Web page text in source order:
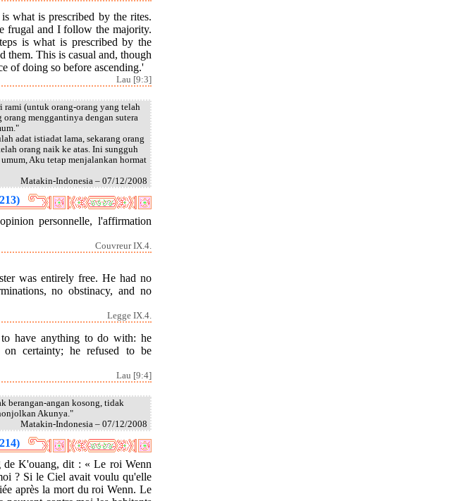
what is prescribed by the rites.
frugal and I follow the majority.
is what is prescribed by the
them. This is casual and, though
of doing so before ascending.'
Lau [9:3]
rami (untuk orang-orang yang telah
menggantinya dengan sutera
adat istiadat lama, sekarang orang
orang naik ke atas. Ini sungguh
Aku tetap menjalankan hormat
Matakin-Indonesia – 07/12/2008
personnelle, l'affirmation
Couvreur IX.4.
was entirely free. He had no
no obstinacy, and no
Legge IX.4.
have anything to do with: he
on certainty; he refused to be
Lau [9:4]
berangan-angan kosong, tidak
Akunya."
Matakin-Indonesia – 07/12/2008
de K'ouang, dit : « Le roi Wenn
? Si le Ciel avait voulu qu'elle
après la mort du roi Wenn. Le